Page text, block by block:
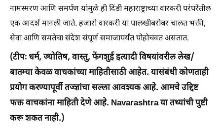
नामस्मरण आणि समर्पण यांमुळे ही दिंडी महाराष्ट्राच्या वारकरी परंपरेतील
एक आदर्श मानली जाते. हजारो वारकरी या पालखीबरोबर चालत भक्ती,
सेवा आणि समतेचा संदेश संपूर्ण समाजापर्यंत पोहोचवत असतात.
(टीपः धर्म, ज्योतिष, वास्तु, फेंगशुई इत्यादी विषयांवरील लेख/
बातम्या केवळ वाचकांच्या माहितीसाठी आहेत. यासंबंधी कोणताही
प्रयोग करण्यापूर्वी तज्ज्ञांचा सल्ला आवश्यक आहे. आमचे उद्दिष्ट
फक्त वाचकांना माहिती देणे आहे. Navarashtra या तथ्यांची पुष्टी
करू शकत नाही.)